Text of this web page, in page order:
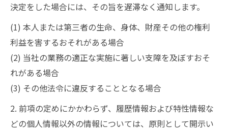
決定をした場合には、その旨を遅滞なく通知します。
(1) 本人または第三者の生命、身体、財産その他の権利
利益を害するおそれがある場合
(2) 当社の業務の適正な実施に著しい支障を及ぼすおそ
れがある場合
(3) その他法令に違反することとなる場合
2. 前項の定めにかかわらず、履歴情報および特性情報な
どの個人情報以外の情報については、原則として開示い